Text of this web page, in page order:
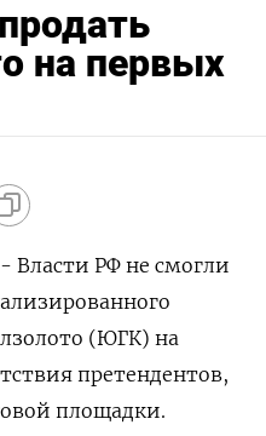
на первых
Власти РФ не смогли
(ЮГК) на
претендентов,
площадки.